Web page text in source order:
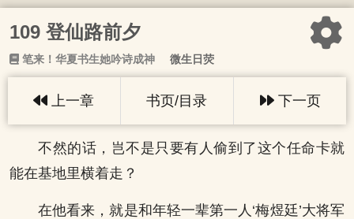
109 登仙路前夕
笔来！华夏书生她吟诗成神 微生日荧
上一章 书页/目录 下一页
不然的话，岂不是只要有人偷到了这个任命卡就
能在基地里横着走？
在他看来，就是和年轻一辈第一人‘梅煜廷’大将军